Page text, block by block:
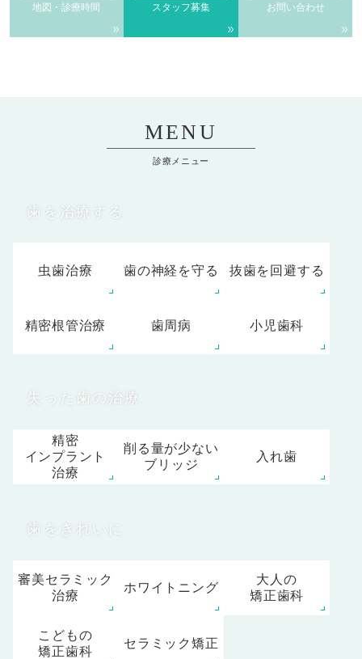
地図・診療時間 スタッフ募集 お問い合わせ
MENU
診療メニュー
歯を治療する
虫歯治療 歯の神経を守る 抜歯を回避する
精密根管治療 歯周病 小児歯科
失った歯の治療
精密
インプラント
治療
削る量が少ない
ブリッジ
入れ歯
歯をきれいに
する治療
審美セラミック
治療
ホワイトニング
大人の
矯正歯科
こどもの
矯正歯科
セラミック矯正